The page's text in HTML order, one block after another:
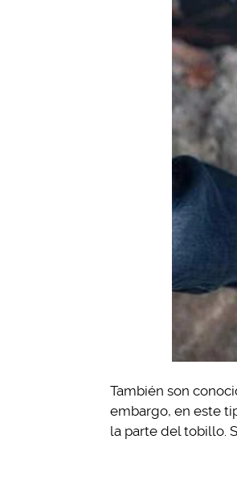
También son
embargo, en este
la parte del tobillo.